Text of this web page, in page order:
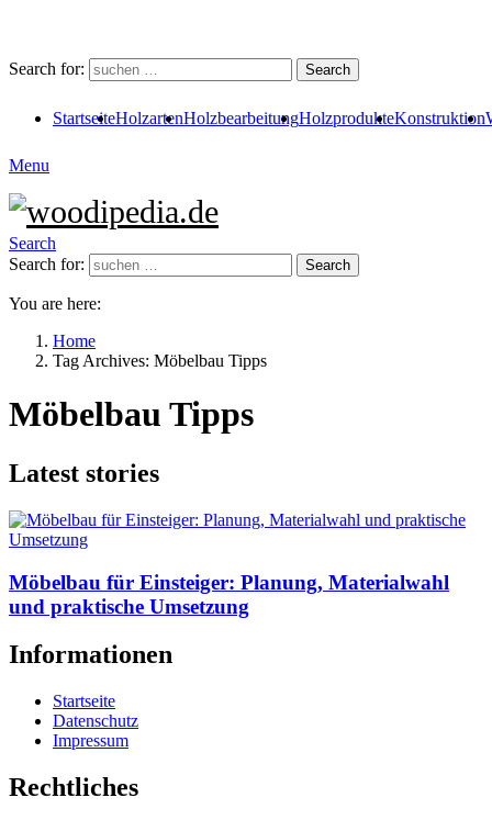
Search for: Search
StartseiteHolzartenHolzbearbeitungHolzprodukteKonstruktion
Menu
Search
Search for:
Search
You are here:
Home
Tag Archives: Möbelbau Tipps
Möbelbau Tipps
Latest stories
Möbelbau für Einsteiger: Planung, Materialwahl
und praktische Umsetzung
Informationen
Startseite
Datenschutz
Impressum
Rechtliches